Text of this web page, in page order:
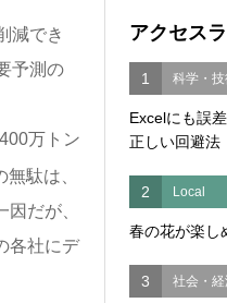
減でき
予測の
万トン
駄は、
だが、
各社にデ
アクセス
1 科学・
Excelにも誤
正しい回避法
2 Local
春の花が楽
3 社会・経